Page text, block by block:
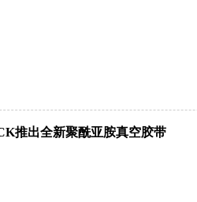
推出全新聚酰亚胺真空胶带